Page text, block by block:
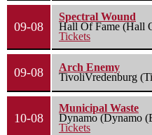
09-08
Spectral Wound
Hall Of Fame (Hall
Tickets
09-08
Arch Enemy
TivoliVredenburg
10-08
Municipal Waste
Dynamo (Dynamo
Tickets